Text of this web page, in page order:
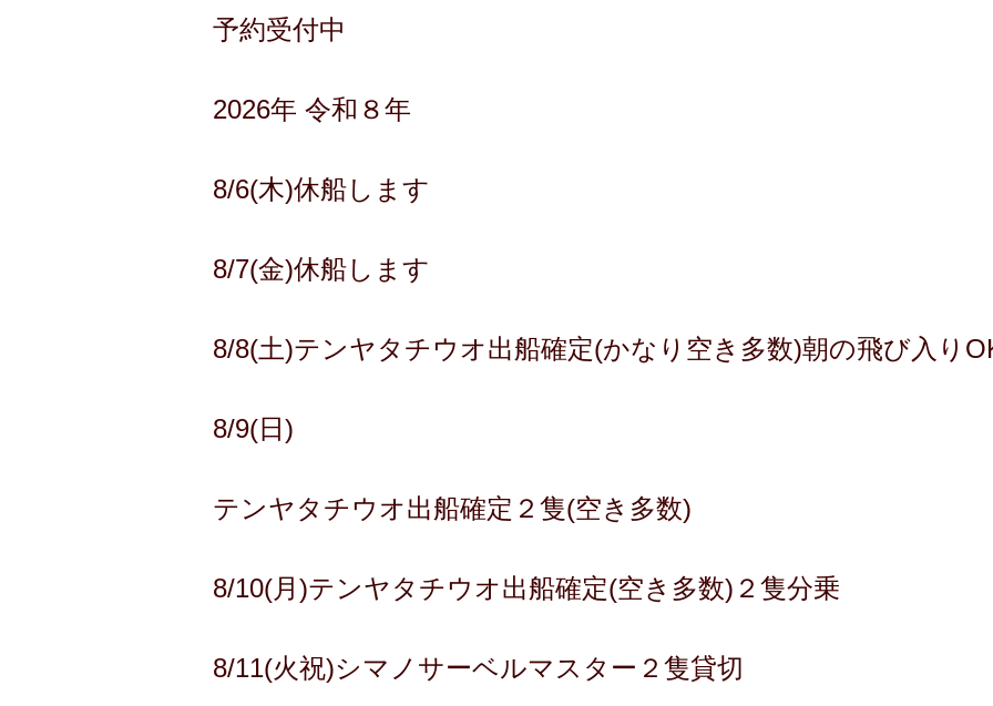
予約受付中
2026年 令和８年
8/6(木)休船します
8/7(金)休船します
8/8(土)テンヤタチウオ出船確定(かなり空き多数)朝の飛び入り
8/9(日)
テンヤタチウオ出船確定２隻(空き多数)
8/10(月)テンヤタチウオ出船確定(空き多数)２隻分乗
8/11(火祝)シマノサーベルマスター２隻貸切